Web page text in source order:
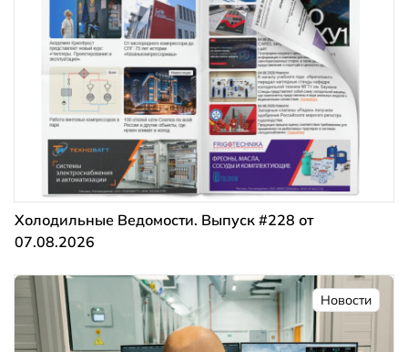
Холодильные Ведомости. Выпуск #228 от
07.08.2026
Новости